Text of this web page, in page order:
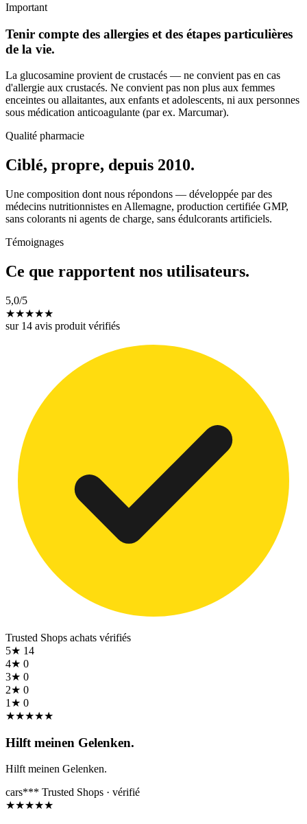
Important
Tenir compte des allergies et des étapes particulières
de la vie.
La glucosamine provient de crustacés — ne convient pas en cas
d'allergie aux crustacés. Ne convient pas non plus aux femmes
enceintes ou allaitantes, aux enfants et adolescents, ni aux personnes
sous médication anticoagulante (par ex. Marcumar).
Qualité pharmacie
Ciblé, propre, depuis 2010.
Une composition dont nous répondons — développée par des
médecins nutritionnistes en Allemagne, production certifiée GMP,
sans colorants ni agents de charge, sans édulcorants artificiels.
Témoignages
Ce que rapportent nos utilisateurs.
5,0/5
★★★★★
sur 14 avis produit vérifiés
Trusted Shops achats vérifiés
5★ 14
4★ 0
3★ 0
2★ 0
1★ 0
★★★★★
Hilft meinen Gelenken.
Hilft meinen Gelenken.
cars*** Trusted Shops · vérifié
★★★★★